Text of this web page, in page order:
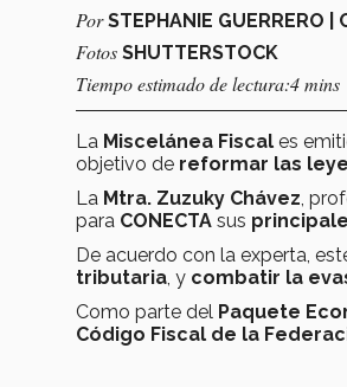
PorSTEPHANIE GUERRERO |
Fotos SHUTTERSTOCK
Tiempo estimado de lectura:4 mins
La Miscelánea Fiscal es
objetivo de reformar las
La Mtra. Zuzuky Chávez ,
para CONECTA sus
De acuerdo con la experta,
tributaria , y combatir la
Como parte del Paquete
Código Fiscal de la